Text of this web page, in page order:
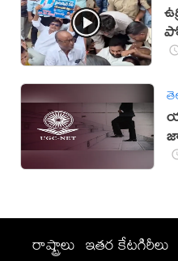
రాష్ట్రాలు ఇతర కేటగిరీలు